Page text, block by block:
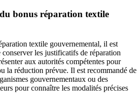
bonus réparation textile
textile gouvernemental, il est
conserver les justificatifs de réparation
aux autorités compétentes pour
la réduction prévue. Il est recommandé de
gouvernementaux ou des
pour connaître les modalités précises